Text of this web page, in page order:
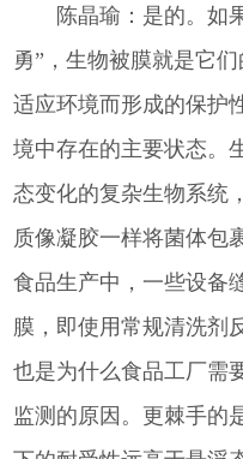
陈晶瑜：是的。如果
勇”，生物被膜就是它
适应环境而形成的保护
境中存在的主要状态。
态变化的复杂生物系统
质像凝胶一样将菌体包
食品生产中，一些设备
膜，即使用常规清洗剂
也是为什么食品工厂需
监测的原因。更棘手的